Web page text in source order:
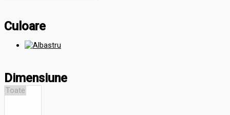
Culoare
Dimensiune